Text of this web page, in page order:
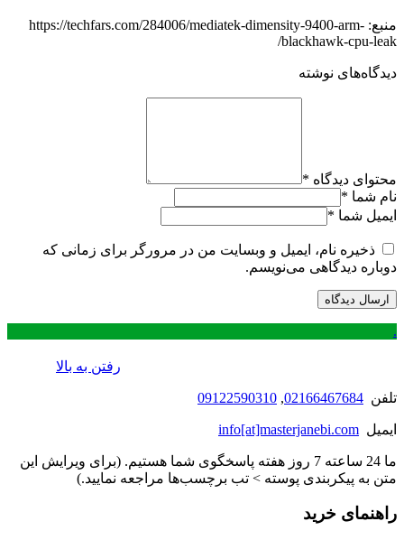
منبع: https://techfars.com/284006/mediatek-dimensity-9400-arm-
blackhawk-cpu-leak/
دیدگاه‌های نوشته
محتوای دیدگاه *
نام شما *
ایمیل شما *
ذخیره نام، ایمیل و وبسایت من در مرورگر برای زمانی که
دوباره دیدگاهی می‌نویسم.
.
رفتن به بالا
تلفن 02166467684
,
09122590310
ایمیل info[at]masterjanebi.com
ما 24 ساعته 7 روز هفته پاسخگوی شما هستیم. (برای ویرایش این
متن به پیکربندی پوسته > تب برچسب‌ها مراجعه نمایید.)
راهنمای خرید